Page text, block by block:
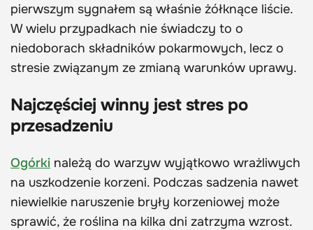
pierwszym sygnałem są właśnie żółknące liście.
W wielu przypadkach nie świadczy to o
niedoborach składników pokarmowych, lecz o
stresie związanym ze zmianą warunków uprawy.
Najczęściej winny jest stres po
przesadzeniu
Ogórki należą do warzyw wyjątkowo wrażliwych
na uszkodzenie korzeni. Podczas sadzenia nawet
niewielkie naruszenie bryły korzeniowej może
sprawić, że roślina na kilka dni zatrzyma wzrost.